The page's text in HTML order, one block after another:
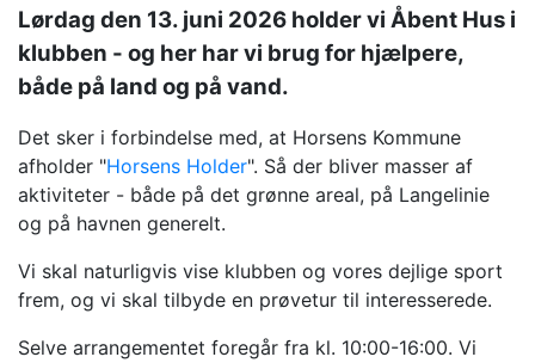
Lørdag den 13. juni 2026 holder vi Åbent Hus i
klubben - og her har vi brug for hjælpere,
både på land og på vand.
Det sker i forbindelse med, at Horsens Kommune
afholder "Horsens Holder". Så der bliver masser af
aktiviteter - både på det grønne areal, på Langelinie
og på havnen generelt.
Vi skal naturligvis vise klubben og vores dejlige sport
frem, og vi skal tilbyde en prøvetur til interesserede.
Selve arrangementet foregår fra kl. 10:00-16:00. Vi